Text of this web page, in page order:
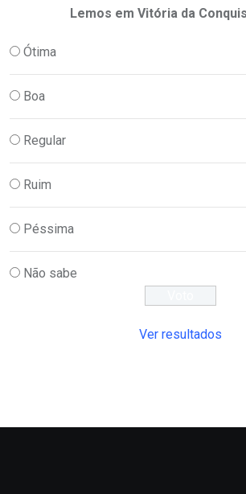
Lemos em Vitória da
Ótima
Boa
Regular
Ruim
Péssima
Não sabe
Ver resultados